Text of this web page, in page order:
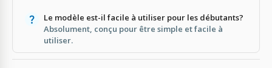
Le modèle est-il facile à utiliser pour les débutants?
Absolument, conçu pour être simple et facile à
utiliser.